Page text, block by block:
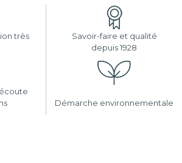
très
Savoir-faire et qualité
depuis 1928
Démarche environnementale